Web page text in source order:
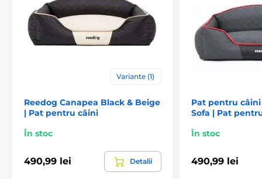
Variante (1)
Reedog Canapea Black & Beige
| Pat pentru câini
În stoc
490,99 lei Detalii
Pat pentru câini
Sofa | Pat
În stoc
490,99 lei